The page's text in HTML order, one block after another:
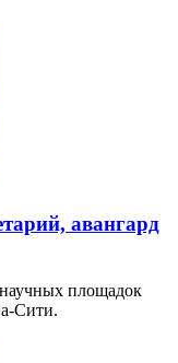
авангард
площадок
Сити.